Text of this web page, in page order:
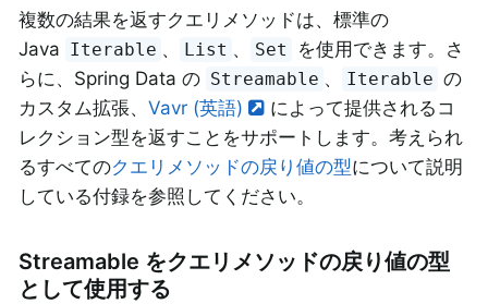
複数の結果を返すクエリメソッドは、標準の
Java Iterable 、 List 、 Set
を使用できます。さ
らに、Spring Data の Streamable 、 Iterable の
カスタム拡張、 Vavr (英語)
によって提供されるコ
レクション型を返すことをサポートします。考えられ
るすべてのクエリメソッドの戻り値の型について説明
している付録を参照してください。
Streamable をクエリメソッドの戻り値の型
として使用する